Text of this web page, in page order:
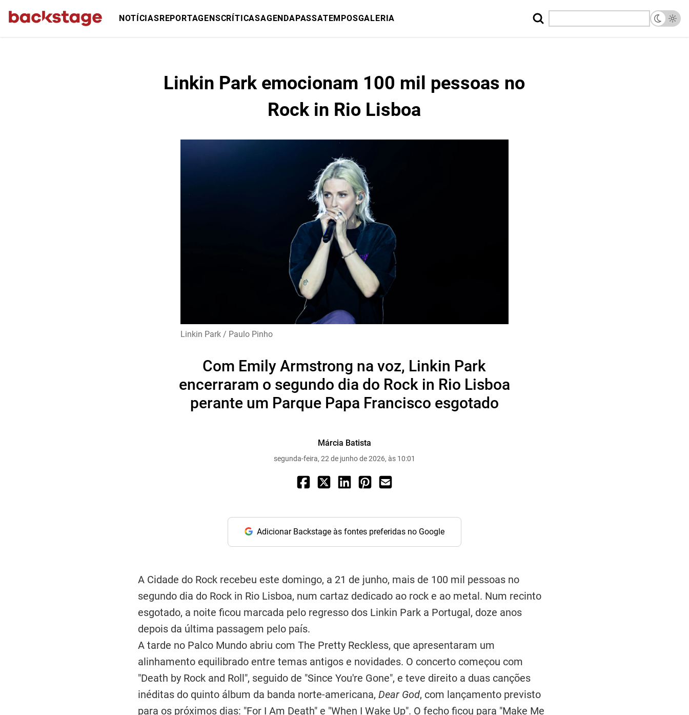
NOTÍCIASREPORTAGENSCRÍTICASAGENDAPASSATEMPOSGALERIA
Linkin Park emocionam 100 mil pessoas no
Rock in Rio Lisboa
Linkin Park / Paulo Pinho
Com Emily Armstrong na voz, Linkin Park
encerraram o segundo dia do Rock in Rio Lisboa
perante um Parque Papa Francisco esgotado
Márcia Batista
segunda-feira, 22 de junho de 2026, às 10:01
Adicionar Backstage às fontes preferidas no Google
A Cidade do Rock recebeu este domingo, a 21 de junho, mais de 100 mil pessoas no
segundo dia do Rock in Rio Lisboa, num cartaz dedicado ao rock e ao metal. Num recinto
esgotado, a noite ficou marcada pelo regresso dos Linkin Park a Portugal, doze anos
depois da última passagem pelo país.
A tarde no Palco Mundo abriu com The Pretty Reckless, que apresentaram um
alinhamento equilibrado entre temas antigos e novidades. O concerto começou com
"Death by Rock and Roll", seguido de "Since You're Gone", e teve direito a duas canções
inéditas do quinto álbum da banda norte-americana,Dear God, com lançamento previsto
para os próximos dias: "For I Am Death" e "When I Wake Up". O fecho ficou para "Make Me